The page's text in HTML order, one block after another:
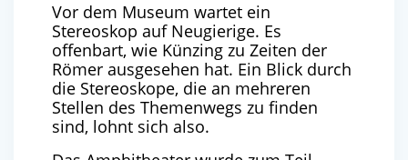
Vor dem Museum wartet ein
Stereoskop auf Neugierige. Es
offenbart, wie Künzing zu Zeiten der
Römer ausgesehen hat. Ein Blick durch
die Stereoskope, die an mehreren
Stellen des Themenwegs zu finden
sind, lohnt sich also.